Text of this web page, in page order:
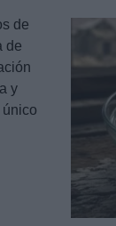
de
de
y